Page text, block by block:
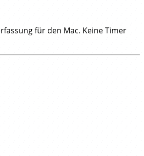
für den Mac. Keine Timer